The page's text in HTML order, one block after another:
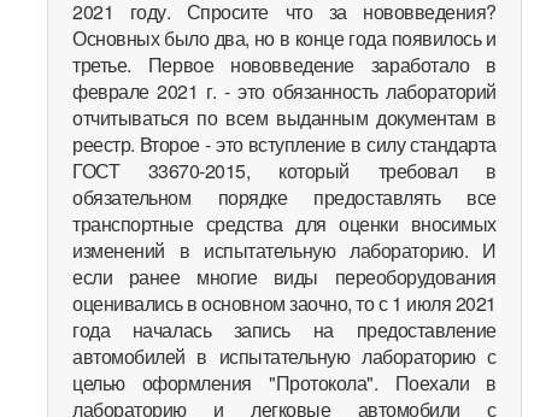
2021 году. Спросите что за нововведения?
Основных было два, но в конце года появилось и
третье. Первое нововведение заработало в
феврале 2021 г. - это обязанность лабораторий
отчитываться по всем выданным документам в
реестр. Второе - это вступление в силу стандарта
ГОСТ 33670-2015, который требовал в
обязательном порядке предоставлять все
транспортные средства для оценки вносимых
изменений в испытательную лабораторию. И
если ранее многие виды переоборудования
оценивались в основном заочно, то с 1 июля 2021
года началась запись на предоставление
автомобилей в испытательную лабораторию с
целью оформления "Протокола". Поехали в
лабораторию и легковые автомобили с